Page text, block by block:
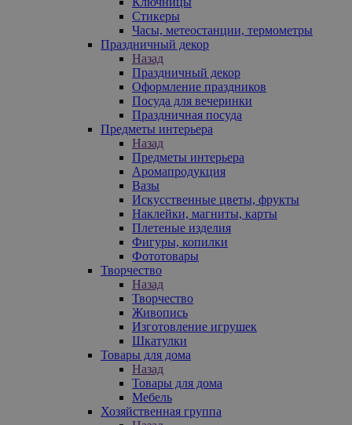
Стикеры
Часы, метеостанции, термометры
Праздничный декор
Назад
Праздничный декор
Оформление праздников
Посуда для вечеринки
Праздничная посуда
Предметы интерьера
Назад
Предметы интерьера
Аромапродукция
Вазы
Искусственные цветы, фрукты
Наклейки, магниты, карты
Плетеные изделия
Фигуры, копилки
Фототовары
Творчество
Назад
Творчество
Живопись
Изготовление игрушек
Шкатулки
Товары для дома
Назад
Товары для дома
Мебель
Хозяйственная группа